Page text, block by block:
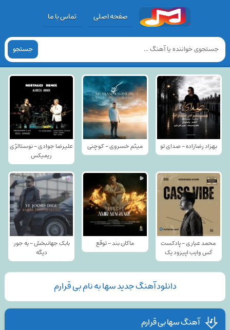
صفحه اصلی تماس با ما
جستجو
بهزاد رضازاده - صدای تو میثم خسروی - کوچنی
علیرضا جوادی - نوستالژی
ریمیکس
محمد عیاری - پادکست
کَس وایب اپیزود یک
ماکان بند - توقع
بابک جهانبخش - یه جور
دیگه
دانلود آهنگ جدید سها به نام بی قرارم
آهنگ سها بی قرارم